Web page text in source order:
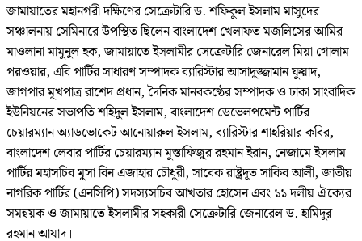
জামায়াতের মহানগরী দক্ষিণের সেক্রেটারি ড. শফিকুল ইসলাম মাসুদের
সঞ্চালনায় সেমিনারে উপস্থিত ছিলেন বাংলাদেশ খেলাফত মজলিসের আমির
মাওলানা মামুনুল হক, জামায়াতে ইসলামীর সেক্রেটারি জেনারেল মিয়া গোলাম
পরওয়ার, এবি পার্টির সাধারণ সম্পাদক ব্যারিস্টার আসাদুজ্জামান ফুয়াদ,
জাগপার ‍মূখপাত্র রাশেদ প্রধান, দৈনিক মানবকণ্ঠের সম্পাদক ও ঢাকা সাংবাদিক
ইউনিয়নের সভাপতি শহিদুল ইসলাম, বাংলাদেশ ডেভেলপমেন্ট পার্টির
চেয়ারম্যান অ্যাডভোকেট আনোয়ারুল ইসলাম, ব্যারিস্টার শাহরিয়ার কবির,
বাংলাদেশ লেবার পার্টির চেয়ারম্যান মুস্তাফিজুর রহমান ইরান, নেজামে ইসলাম
পার্টির মহাসচিব মুসা বিন এজাহার চৌধুরী, সাবেক রাষ্ট্রদূত সাকিব আলী, জাতীয়
নাগরিক পার্টির (এনসিপি) সদস্যসচিব আখতার হোসেন এবং ১১ দলীয় ঐক্যের
সমন্বয়ক ও জামায়াতে ইসলামীর সহকারী সেক্রেটারি জেনারেল ড. হামিদুর
রহমান আযাদ।